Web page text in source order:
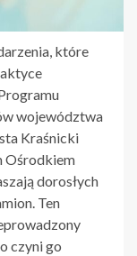
które
województwa
Kraśnicki
Ośrodkiem
dorosłych
Ten
czyni go